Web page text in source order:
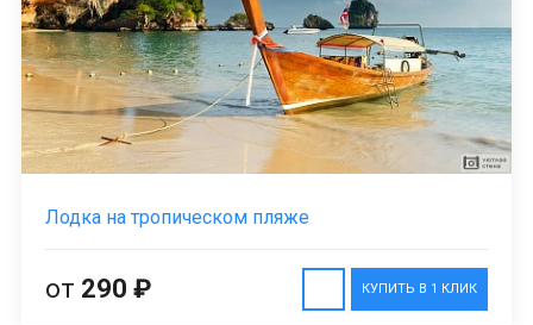
Лодка на тропическом пляже
КУПИТЬ В 1 КЛИК
от 290 ₽